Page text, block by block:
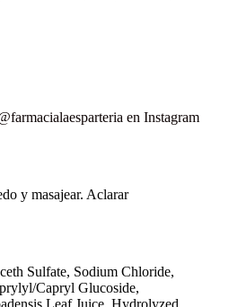
en Instagram
y masajear. Aclarar
Sulfate, Sodium Chloride,
Capryl Glucoside,
Leaf Juice, Hydrolyzed